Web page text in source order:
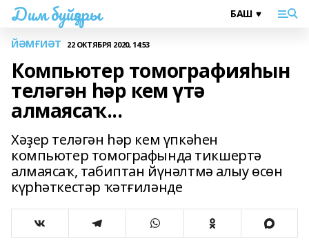
Дим буйҙары
ЙӘМҒИӘТ 22 ОКТЯБРЯ 2020, 14:53
Компьютер томографияһын
теләгән һәр кем үтә
алмаясаҡ...
Хәҙер теләгән һәр кем үпкәһен
компьютер томографында тикшертә
алмаясаҡ, табиптан йүнәлтмә алыу өсөн
күрһәткестәр ҡәтғиләнде